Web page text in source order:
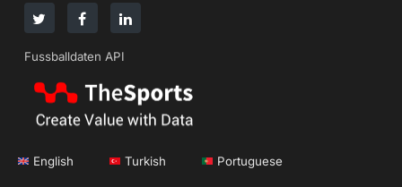
Fussballdaten API
English Turkish Portuguese